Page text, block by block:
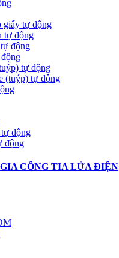
giấy tự động
tự động
động
tự động
(tuýp) tự động
động
động
CÔNG TIA LỬA ĐIỆN